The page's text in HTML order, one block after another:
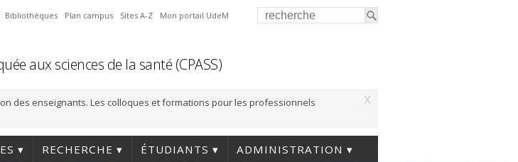
Bibliothèques Plan campus Sites A-Z Mon portail UdeM
aux sciences de la santé (CPASS)
des enseignants. Les colloques et formations pour les professionnels
x
RECHERCHE ÉTUDIANTS ADMINISTRATION